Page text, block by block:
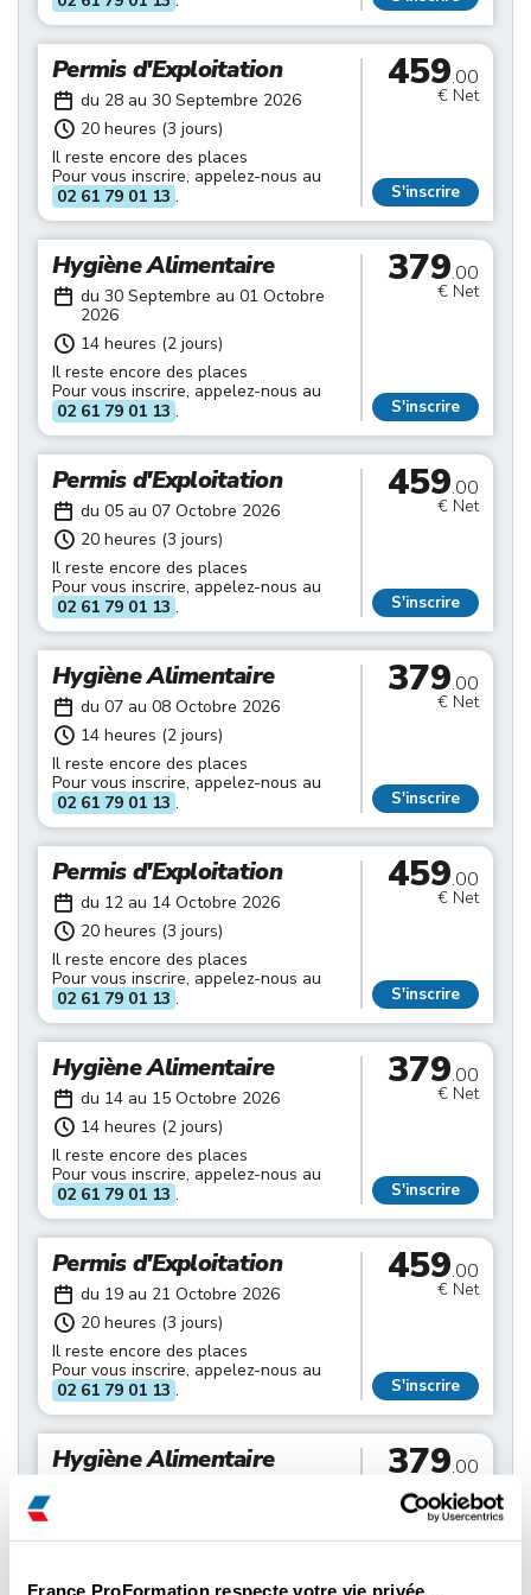
France ProFormation respecte votre vie privée ...
Permis d'Exploitation
du 28 au 30 Septembre 2026
20 heures (3 jours)
Il reste encore des places
Pour vous inscrire, appelez-nous au
02 61 79 01 13 .
459.00
€ Net
S'inscrire
Hygiène Alimentaire
du 30 Septembre au 01 Octobre
2026
14 heures (2 jours)
Il reste encore des places
Pour vous inscrire, appelez-nous au
02 61 79 01 13 .
379.00
€ Net
S'inscrire
Permis d'Exploitation
du 05 au 07 Octobre 2026
20 heures (3 jours)
Il reste encore des places
Pour vous inscrire, appelez-nous au
02 61 79 01 13 .
459.00
€ Net
S'inscrire
Hygiène Alimentaire
du 07 au 08 Octobre 2026
14 heures (2 jours)
Il reste encore des places
Pour vous inscrire, appelez-nous au
02 61 79 01 13 .
379.00
€ Net
S'inscrire
Permis d'Exploitation
du 12 au 14 Octobre 2026
20 heures (3 jours)
Il reste encore des places
Pour vous inscrire, appelez-nous au
02 61 79 01 13 .
459.00
€ Net
S'inscrire
Hygiène Alimentaire
du 14 au 15 Octobre 2026
14 heures (2 jours)
Il reste encore des places
Pour vous inscrire, appelez-nous au
02 61 79 01 13 .
379.00
€ Net
S'inscrire
Permis d'Exploitation
du 19 au 21 Octobre 2026
20 heures (3 jours)
Il reste encore des places
Pour vous inscrire, appelez-nous au
02 61 79 01 13 .
459.00
€ Net
S'inscrire
Hygiène Alimentaire
Il reste encore des places
02 61 79 01 13 .
379.00
S'inscrire